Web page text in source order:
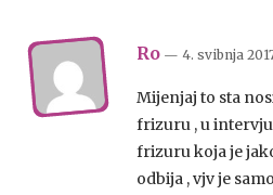
Ro — 4. svibnja
Mijenjaj to sta
frizuru , u
frizuru koja je
odbija , vjv je